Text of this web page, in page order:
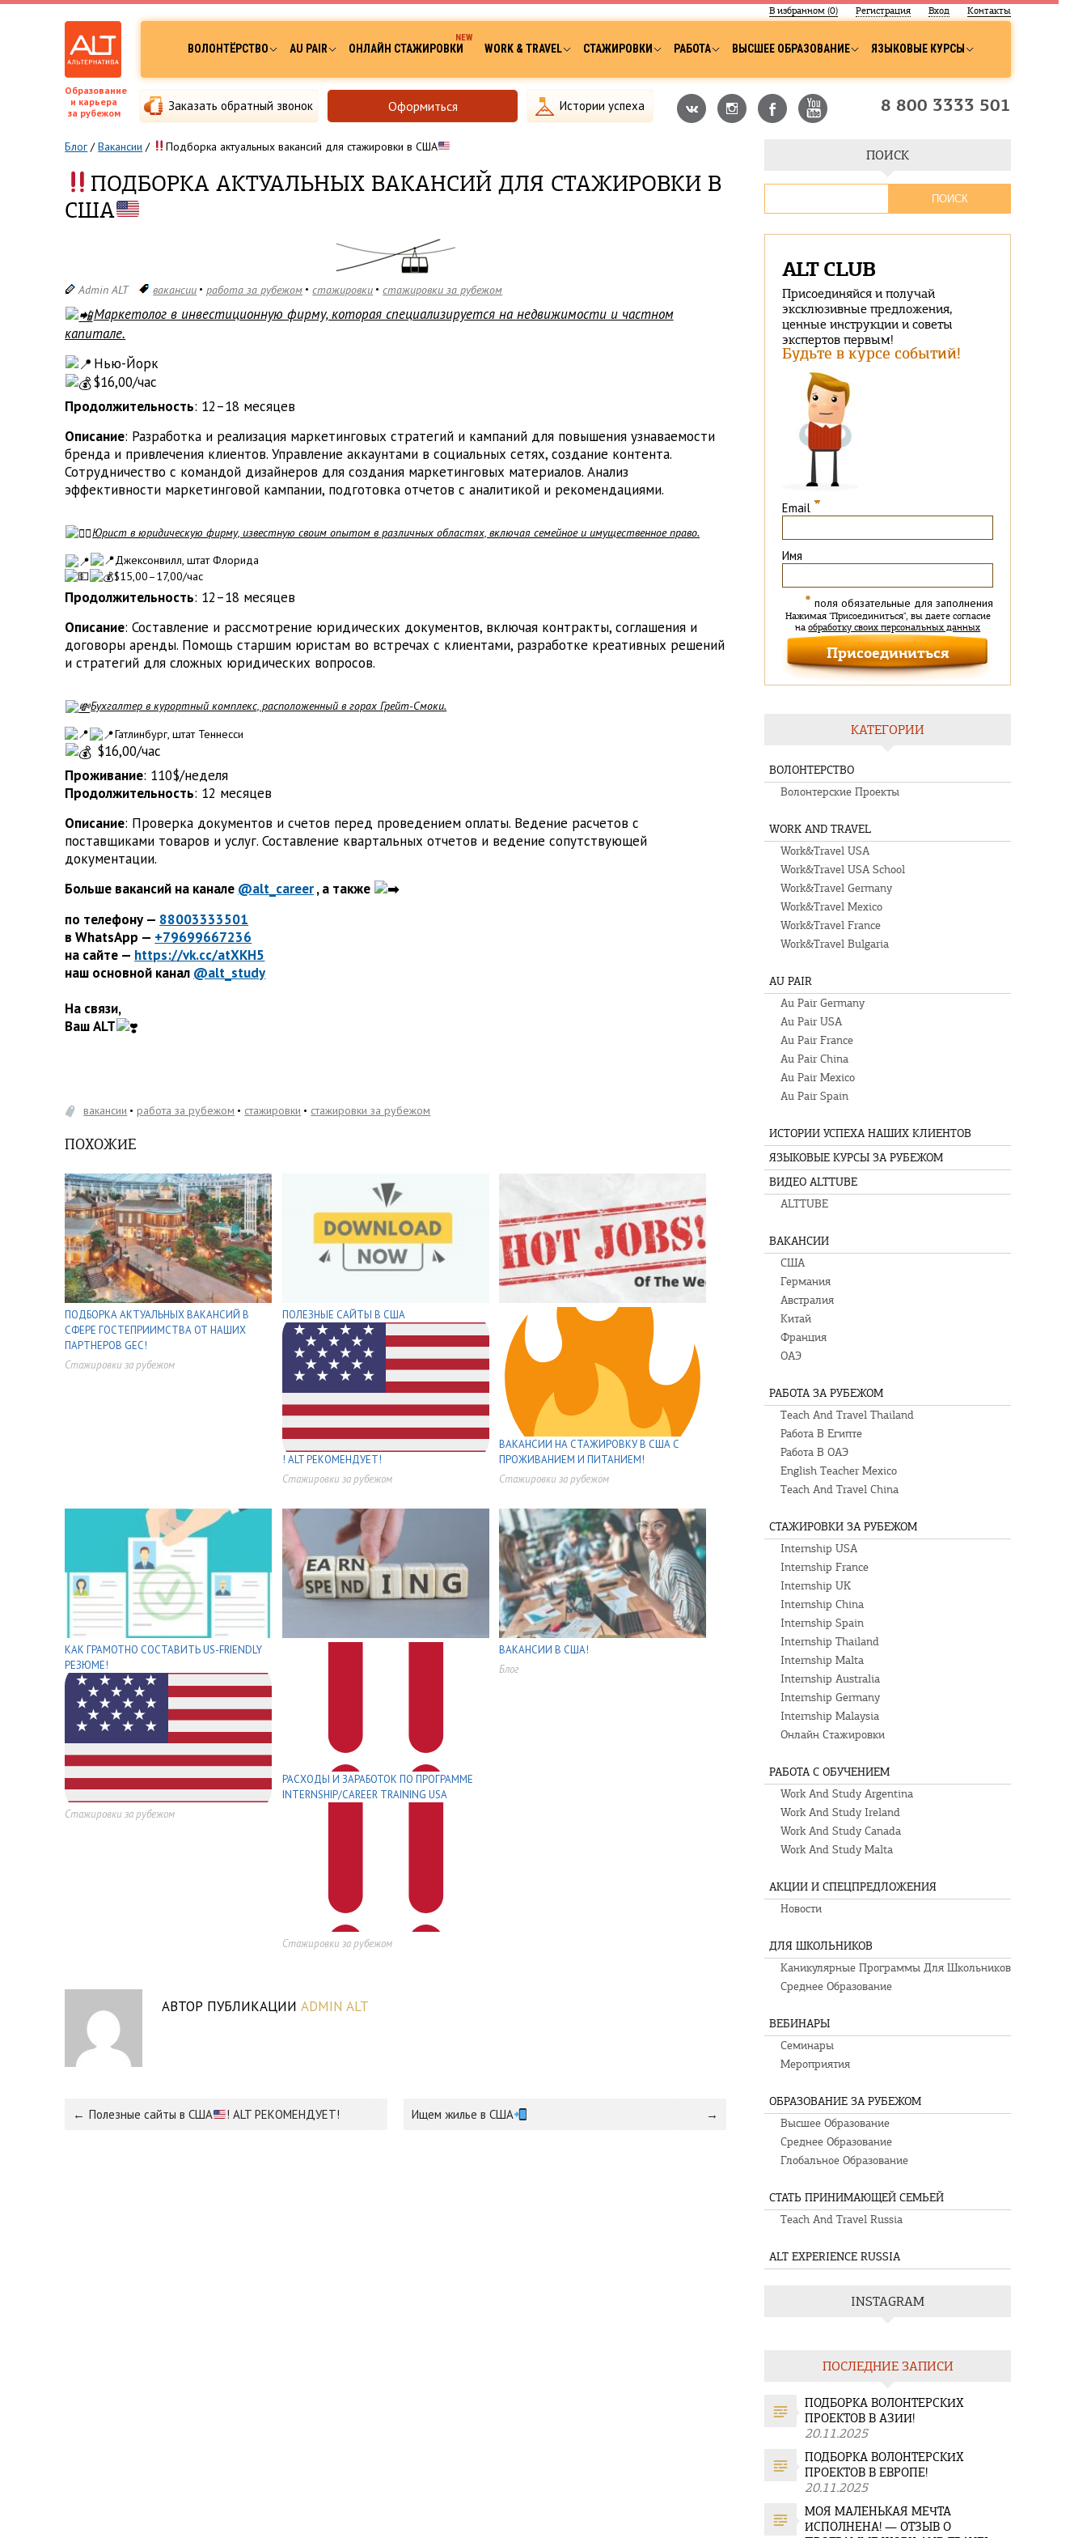
В избранном (0) Регистрация Вход Контакты
ВОЛОНТЁРСТВО AU PAIR ОНЛАЙН СТАЖИРОВКИ WORK & TRAVEL СТАЖИРОВКИ РАБОТА ВЫСШЕЕ ОБРАЗОВАНИЕ ЯЗЫКОВЫЕ КУРСЫ
Образование
и карьера
за рубежом
Заказать обратный звонок Оформиться Истории успеха 8 800 3333 501
Блог /Вакансии / Подборка актуальных вакансий для стажировки в США
ПОДБОРКА АКТУАЛЬНЫХ ВАКАНСИЙ ДЛЯ СТАЖИРОВКИ В
США
Admin ALT вакансии работа за рубежом стажировки стажировки за рубежом
Маркетолог в инвестиционную фирму, которая специализируется на недвижимости и частном
капитале.
Нью-Йорк
$16,00/час
Продолжительность: 12–18 месяцев
Описание: Разработка и реализация маркетинговых стратегий и кампаний для повышения узнаваемости
бренда и привлечения клиентов. Управление аккаунтами в социальных сетях, создание контента.
Сотрудничество с командой дизайнеров для создания маркетинговых материалов. Анализ
эффективности маркетинговой кампании, подготовка отчетов с аналитикой и рекомендациями.
Юрист в юридическую фирму, известную своим опытом в различных областях, включая семейное и имущественное право.
Джексонвилл, штат Флорида
$15,00–17,00/час
Продолжительность: 12–18 месяцев
Описание: Составление и рассмотрение юридических документов, включая контракты, соглашения и
договоры аренды. Помощь старшим юристам во встречах с клиентами, разработке креативных решений
и стратегий для сложных юридических вопросов.
Бухгалтер в курортный комплекс, расположенный в горах Грейт-Смоки.
Гатлинбург, штат Теннесси
$16,00/час
Проживание: 110$/неделя
Продолжительность: 12 месяцев
Описание: Проверка документов и счетов перед проведением оплаты. Ведение расчетов с
поставщиками товаров и услуг. Составление квартальных отчетов и ведение сопутствующей
документации.
Больше вакансий на канале @alt_career, а также
по телефону — 88003333501
в WhatsApp — +79699667236
на сайте — https://vk.cc/atXKH5
наш основной канал @alt_study
На связи,
Ваш ALT
вакансии работа за рубежом стажировки стажировки за рубежом
ПОХОЖИЕ
ПОДБОРКА АКТУАЛЬНЫХ ВАКАНСИЙ В
СФЕРЕ ГОСТЕПРИИМСТВА ОТ НАШИХ
ПАРТНЕРОВ GEC!
Стажировки за рубежом
ПОЛЕЗНЫЕ САЙТЫ В США
! ALT РЕКОМЕНДУЕТ!
Стажировки за рубежом
ВАКАНСИИ НА СТАЖИРОВКУ В США С
ПРОЖИВАНИЕМ И ПИТАНИЕМ!
Стажировки за рубежом
КАК ГРАМОТНО СОСТАВИТЬ US-FRIENDLY
РЕЗЮМЕ!
Стажировки за рубежом
РАСХОДЫ И ЗАРАБОТОК ПО ПРОГРАММЕ
INTERNSHIP/CAREER TRAINING USA
Стажировки за рубежом
ВАКАНСИИ В США!
Блог
АВТОР ПУБЛИКАЦИИADMIN ALT
Полезные сайты в США ! ALT РЕКОМЕНДУЕТ! Ищем жилье в США
ПОИСК
ALT CLUB
Присоединяйся и получай
эксклюзивные предложения,
ценные инструкции и советы
экспертов первым!
Будьте в курсе событий!
Email *
Имя
* поля обязательные для заполнения
Нажимая "Присоединиться", вы даете согласие
наобработку своих персональных данных
КАТЕГОРИИ
ВОЛОНТЕРСТВО
Волонтерские Проекты
WORK AND TRAVEL
Work&Travel USA
Work&Travel USA School
Work&Travel Germany
Work&Travel Mexico
Work&Travel France
Work&Travel Bulgaria
AU PAIR
Au Pair Germany
Au Pair USA
Au Pair France
Au Pair China
Au Pair Mexico
Au Pair Spain
ИСТОРИИ УСПЕХА НАШИХ КЛИЕНТОВ
ЯЗЫКОВЫЕ КУРСЫ ЗА РУБЕЖОМ
ВИДЕО ALTTUBE
ALTTUBE
ВАКАНСИИ
США
Германия
Австралия
Китай
Франция
ОАЭ
РАБОТА ЗА РУБЕЖОМ
Teach And Travel Thailand
Работа В Египте
Работа В ОАЭ
English Teacher Mexico
Teach And Travel China
СТАЖИРОВКИ ЗА РУБЕЖОМ
Internship USA
Internship France
Internship UK
Internship China
Internship Spain
Internship Thailand
Internship Malta
Internship Australia
Internship Germany
Internship Malaysia
Онлайн Стажировки
РАБОТА С ОБУЧЕНИЕМ
Work And Study Argentina
Work And Study Ireland
Work And Study Canada
Work And Study Malta
АКЦИИ И СПЕЦПРЕДЛОЖЕНИЯ
Новости
ДЛЯ ШКОЛЬНИКОВ
Каникулярные Программы Для Школьников
Среднее Образование
ВЕБИНАРЫ
Семинары
Мероприятия
ОБРАЗОВАНИЕ ЗА РУБЕЖОМ
Высшее Образование
Среднее Образование
Глобальное Образование
СТАТЬ ПРИНИМАЮЩЕЙ СЕМЬЕЙ
Teach And Travel Russia
ALT EXPERIENCE RUSSIA
INSTAGRAM
ПОСЛЕДНИЕ ЗАПИСИ
ПОДБОРКА ВОЛОНТЕРСКИХ
ПРОЕКТОВ В АЗИИ!
20.11.2025
ПОДБОРКА ВОЛОНТЕРСКИХ
ПРОЕКТОВ В ЕВРОПЕ!
20.11.2025
МОЯ МАЛЕНЬКАЯ МЕЧТА
ИСПОЛНЕНА! — ОТЗЫВ О